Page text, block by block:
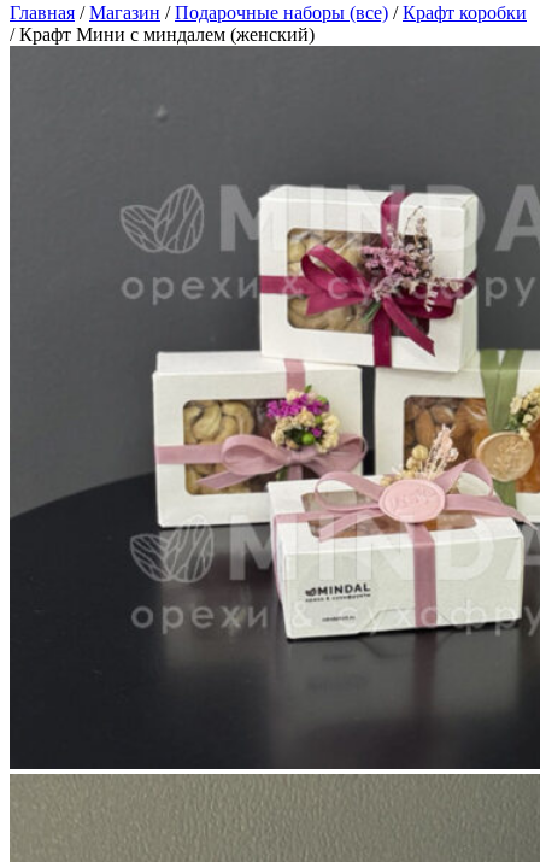
Главная /Магазин /Подарочные наборы (все) /Крафт коробки
/Крафт Мини с миндалем (женский)